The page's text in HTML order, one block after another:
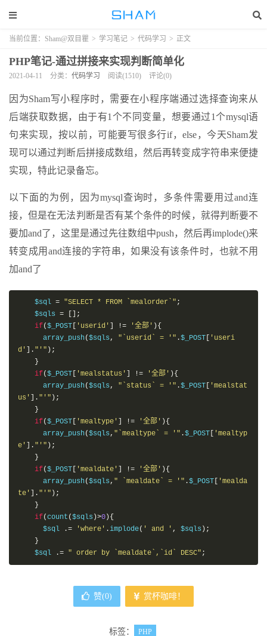
当前位置： Sham@双目瞿 > 学习笔记 > 代码学习 > 正文
PHP笔记-通过拼接来实现判断简单化
2021-04-11 分类： 代码学习 阅读(1510) 评论(0)
因为Sham写小程序时，需要在小程序端通过选择查询来从
后端获取数据，由于有1个不同变量，想要通过1个mysql语
句来实现，按以前，可能要写很多行if，else，今天Sham发
现可以通过判断后拼接成数组，然后再转变成字符串来便捷
实现，特此记录备忘。
以下面的为例，因为mysql查询时，多条件需要用过and连
接，但是在无法判断是否有某个条件的时候，就得判断要不
要加and了，这里是通过先往数组中push，然后再implode()来
转变成用and连接的字符串，如果没有该条件时，也就不用
加and了
    $sql
= "SELECT * FROM `mealorder`" ;
    $sqls
=
[];
if($_POST 'userid' != '全部' ){
      array_push
($sqls , "`userid` = '" .$_POST
'useri
d'
]. "'" );
}
if($_POST 'mealstatus' != '全部' ){
      array_push
($sqls , "`status` = '" .$_POST
'mealstat
us'
]. "'" );
}
if($_POST 'mealtype' != '全部' ){
      array_push
($sqls , "`mealtype` = '" .$_POST
'mealtyp
e'
]. "'" );
}
if($_POST 'mealdate' != '全部' ){
      array_push
($sqls , " `mealdate` = '" .$_POST
'mealda
te'
]. "'" );
}
if(count ($sqls )>0 ){
      $sql
.= 'where' .implode( ' and ' , $sqls );
}
    $sql
.= " order by `mealdate`,`id` DESC" ;
赞(0) 赏杯咖啡！
标签： PHP